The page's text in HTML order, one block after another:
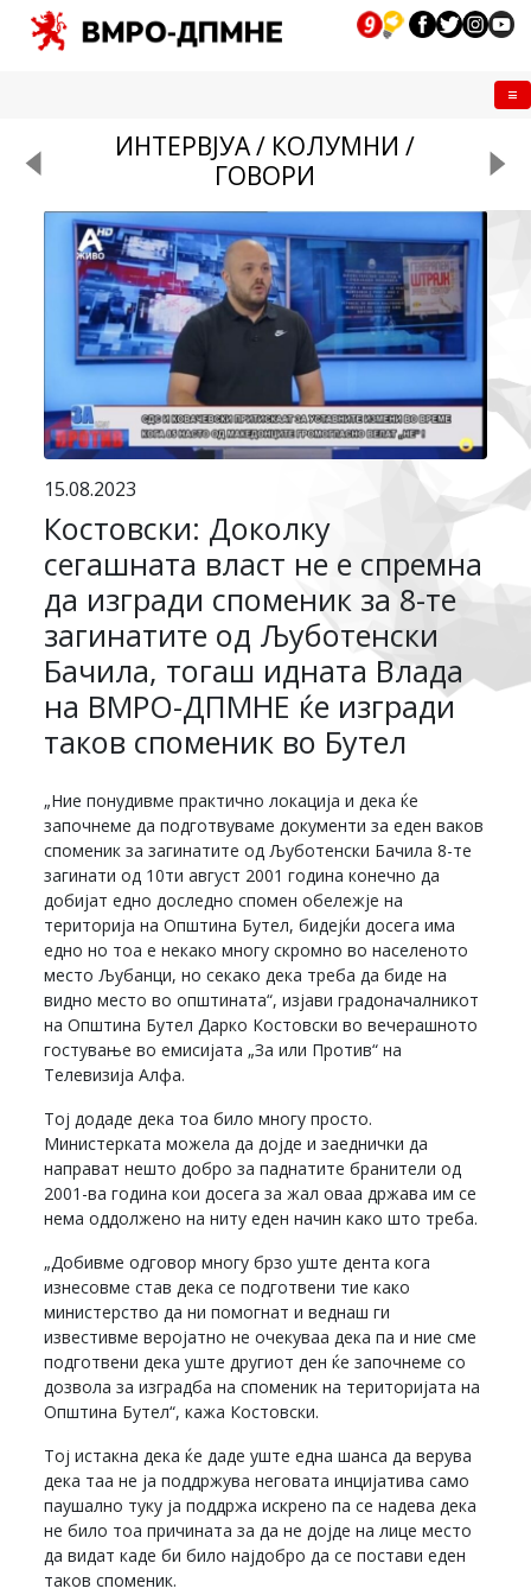
ИНТЕРВЈУА / КОЛУМНИ /
ГОВОРИ
15.08.2023
Костовски: Доколку
сегашната власт не е спремна
да изгради споменик за 8-те
загинатите од Љуботенски
Бачила, тогаш идната Влада
на ВМРО-ДПМНЕ ќе изгради
таков споменик во Бутел
„Ние понудивме практично локација и дека ќе
започнеме да подготвуваме документи за еден ваков
споменик за загинатите од Љуботенски Бачила 8-те
загинати од 10ти август 2001 година конечно да
добијат едно доследно спомен обележје на
територија на Општина Бутел, бидејќи досега има
едно но тоа е некако многу скромно во населеното
место Љубанци, но секако дека треба да биде на
видно место во општината“, изјави градоначалникот
на Општина Бутел Дарко Костовски во вечерашното
гостување во емисијата „За или Против“ на
Телевизија Алфа.
Тој додаде дека тоа било многу просто.
Министерката можела да дојде и заеднички да
направат нешто добро за паднатите бранители од
2001-ва година кои досега за жал оваа држава им се
нема оддолжено на ниту еден начин како што треба.
„Добивме одговор многу брзо уште дента кога
изнесовме став дека се подготвени тие како
министерство да ни помогнат и веднаш ги
известивме веројатно не очекуваа дека па и ние сме
подготвени дека уште другиот ден ќе започнеме со
дозвола за изградба на споменик на територијата на
Општина Бутел“, кажа Костовски.
Тој истакна дека ќе даде уште една шанса да верува
дека таа не ја поддржува неговата инцијатива само
паушално туку ја поддржа искрено па се надева дека
не било тоа причината за да не дојде на лице место
да видат каде би било најдобро да се постави еден
таков споменик.